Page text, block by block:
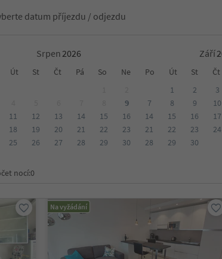
datum příjezdu / odjezdu
Srpen Září
Út St Čt Pá So Ne Po Út St Čt
9
11 12 13 14 15
16
18 19 20 21 22
23
25 26 27 28 29
30
1 2 3
7
8 9 10
14
15 16 17
21
22 23 24
28
29 30
nocí:0
v Jižním Tyrolsku
Na vyžádání